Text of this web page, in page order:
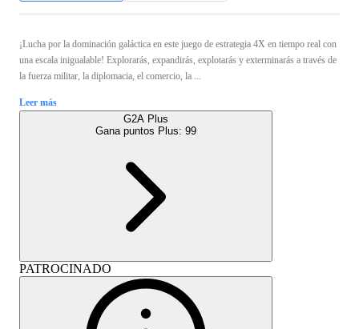
¡Lucha por la dominación galáctica en este juego de estrategia 4X en tiempo real con
una escala inigualable! Explorarás, expandirás, explotarás y exterminarás a través de
la fuerza militar, la diplomacia, el comercio, la ...
Leer más
G2A Plus
Gana puntos Plus: 99
PATROCINADO